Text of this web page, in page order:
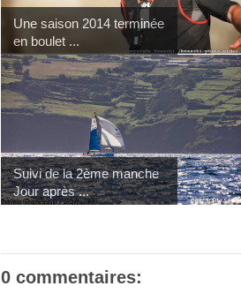
Une saison 2014 terminée
en boulet ...
Suivi de la 2ème manche
Jour après ...
0 commentaires: